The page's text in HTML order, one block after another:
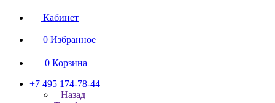
Кабинет
0 Избранное
0 Корзина
+7 495 174-78-44
Назад